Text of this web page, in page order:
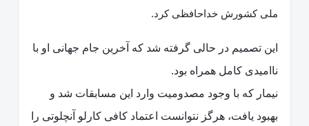
ملی کشورش خداحافظی کرد.
این تصمیم در حالی گرفته شد که آخرین جام جهانی او با
ناامیدی کامل همراه بود.
نیمار که با وجود مصدومیت وارد این مسابقات شد و
بهبود یافت، هرگز نتوانست اعتماد کافی کارلو آنچلوتی را